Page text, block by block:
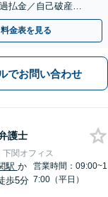
払金／自己破産／
！
料金表を見る
でお問い合わせ
護士
関オフィス
駅 か
歩5分
営業時間：09:00~1
7:00（平日）